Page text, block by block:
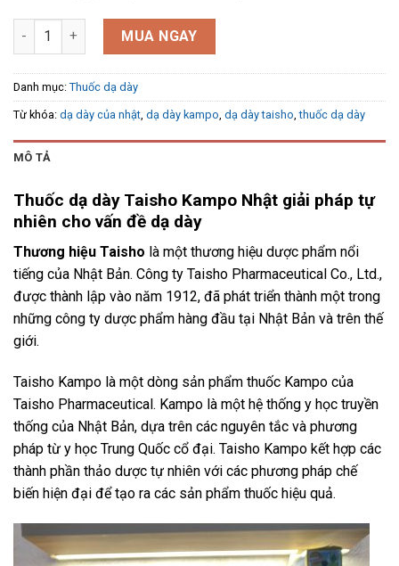
Thuốc dạ dày Taisho Kampo của Nhật hộp 48 gói số lượng
MUA NGAY
Danh mục: Thuốc dạ dày
Từ khóa: dạ dày của nhật dạ dày kampo dạ dày taisho ,thuốc dạ dày
MÔ TẢ
Thuốc dạ dày Taisho Kampo Nhật giải pháp tự
nhiên cho vấn đề dạ dày
Thương hiệu Taisho là một thương hiệu dược phẩm nổi
tiếng của Nhật Bản. Công ty Taisho Pharmaceutical Co., Ltd.,
được thành lập vào năm 1912, đã phát triển thành một trong
những công ty dược phẩm hàng đầu tại Nhật Bản và trên thế
giới.
Taisho Kampo là một dòng sản phẩm thuốc Kampo của
Taisho Pharmaceutical. Kampo là một hệ thống y học truyền
thống của Nhật Bản, dựa trên các nguyên tắc và phương
pháp từ y học Trung Quốc cổ đại. Taisho Kampo kết hợp các
thành phần thảo dược tự nhiên với các phương pháp chế
biến hiện đại để tạo ra các sản phẩm thuốc hiệu quả.